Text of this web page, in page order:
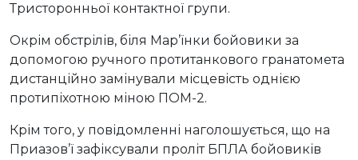
Тристоронньої контактної групи.
Окрім обстрілів, біля Мар’їнки бойовики за
допомогою ручного протитанкового гранатомета
дистанційно замінували місцевість однією
протипіхотною міною ПОМ-2.
Крім того, у повідомленні наголошується, що на
Приазов’ї зафіксували проліт БПЛА бойовиків